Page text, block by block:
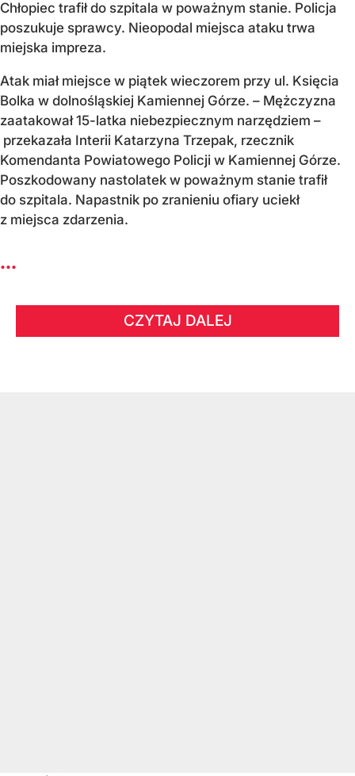
Chłopiec trafił do szpitala w poważnym stanie. Policja
poszukuje sprawcy. Nieopodal miejsca ataku trwa
miejska impreza.
Atak miał miejsce w piątek wieczorem przy ul. Księcia
Bolka w dolnośląskiej Kamiennej Górze. – Mężczyzna
zaatakował 15-latka niebezpiecznym narzędziem –
przekazała Interii Katarzyna Trzepak, rzecznik
Komendanta Powiatowego Policji w Kamiennej Górze.
Poszkodowany nastolatek w poważnym stanie trafił
do szpitala. Napastnik po zranieniu ofiary uciekł
z miejsca zdarzenia.
...
CZYTAJ DALEJ